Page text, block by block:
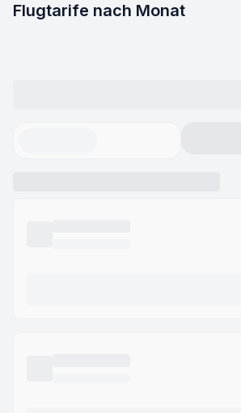
Flugtarife nach Monat